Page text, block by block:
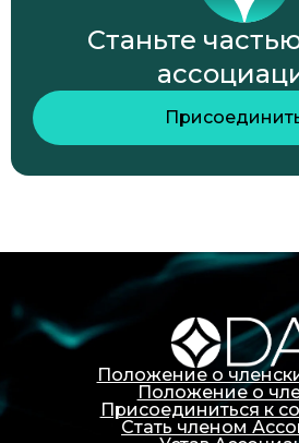
Станьте
Положение о
Положение о
Присоединиться к
Стать членом